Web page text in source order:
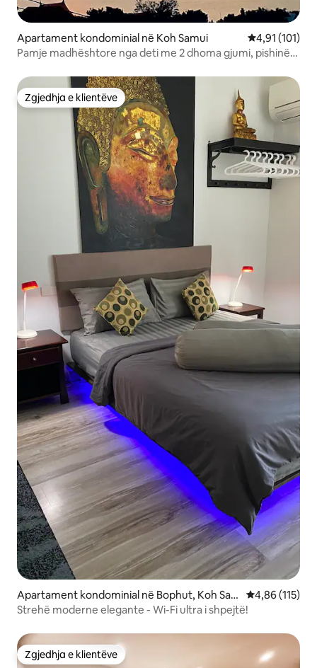
Apartament kondominial në Koh Samui Vlerësimi
4,91 (101)
Pamje madhështore nga deti me 2 dhoma gjumi, pishinë
Zgjedhja e klientëve
Zgjedhja e klientëve
Apartament kondominial në Bophut, Koh Sam
ui
Vlerësimi
4,86 (115)
Strehë moderne elegante - Wi-Fi ultra i shpejtë!
Zgjedhja e klientëve
Zgjedhja e klientëve